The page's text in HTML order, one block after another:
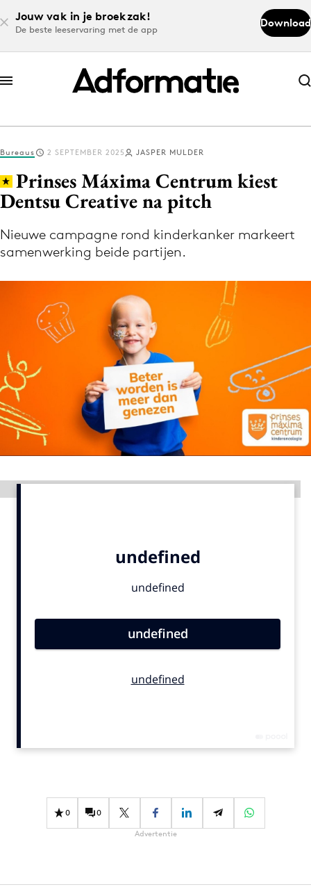
Jouw vak in je broekzak!
De beste leeservaring met de app
Download
Abonneer nu
Abonneer nu
Log in
Download de app
Volg het laatste nieuws via de Adformatie
Nieuws app
Menu
Home
9 sept: GenAI-training
12 nov: MarketingLive!
Adverteren
Events
Opleidingen
Artificial Intelligence
Influencer marketing
Bureaus 2 SEPTEMBER 2025 JASPER MULDER
Prinses Máxima Centrum kiest
Dentsu Creative na pitch
Nieuwe campagne rond kinder­kanker markeert
samenwerking beide partijen.
0 0
Advertentie